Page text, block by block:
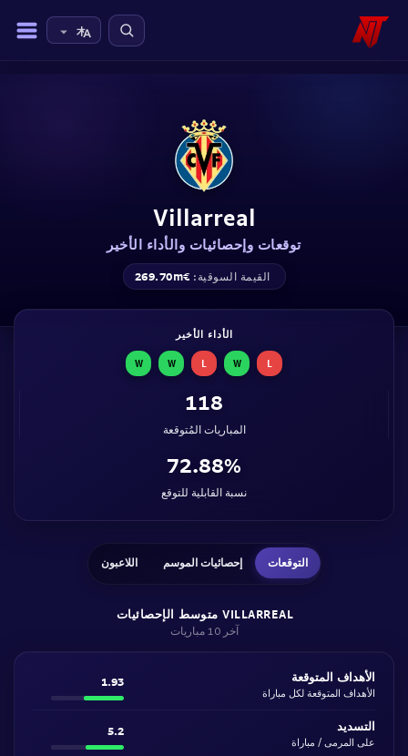
Villarreal
توقعات وإحصائيات والأداء الأخير
القيمة السوقية: €269.70m
الأداء الأخير
L
W
L
W
W
118
المباريات المُتوقعة
72.88%
نسبة القابلية للتوقع
التوقعات إحصائيات الموسم اللاعبون
VILLARREAL متوسط الإحصائيات
آخر 10 مباريات
الأهداف المتوقعة
الأهداف المتوقعة لكل مباراة
1.93
التسديد
على المرمى / مباراة
5.2